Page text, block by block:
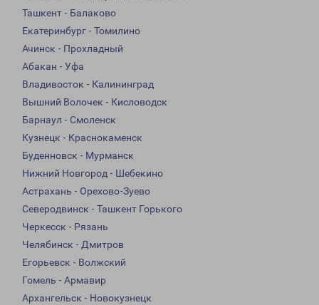
Ташкент - Балаково
Екатеринбург - Томилино
Ачинск - Прохладный
Абакан - Уфа
Владивосток - Калининград
Вышний Волочек - Кисловодск
Барнаул - Смоленск
Кузнецк - Краснокаменск
Буденновск - Мурманск
Нижний Новгород - Шебекино
Астрахань - Орехово-Зуево
Северодвинск - Ташкент Горького
Черкесск - Рязань
Челябинск - Дмитров
Егорьевск - Волжский
Гомель - Армавир
Архангельск - Новокузнецк